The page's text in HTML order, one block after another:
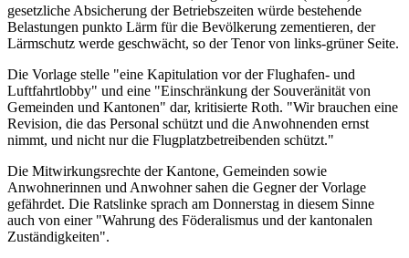
gesetzliche Absicherung der Betriebszeiten würde bestehende
Belastungen punkto Lärm für die Bevölkerung zementieren, der
Lärmschutz werde geschwächt, so der Tenor von links-grüner Seite.
Die Vorlage stelle "eine Kapitulation vor der Flughafen- und
Luftfahrtlobby" und eine "Einschränkung der Souveränität von
Gemeinden und Kantonen" dar, kritisierte Roth. "Wir brauchen eine
Revision, die das Personal schützt und die Anwohnenden ernst
nimmt, und nicht nur die Flugplatzbetreibenden schützt."
Die Mitwirkungsrechte der Kantone, Gemeinden sowie
Anwohnerinnen und Anwohner sahen die Gegner der Vorlage
gefährdet. Die Ratslinke sprach am Donnerstag in diesem Sinne
auch von einer "Wahrung des Föderalismus und der kantonalen
Zuständigkeiten".